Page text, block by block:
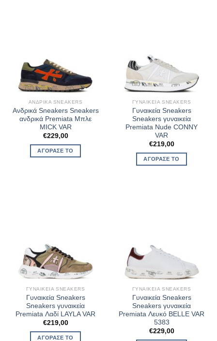
ΑΝΔΡΙΚΆ SNEAKERS
Ανδρικά Sneakers Sneakers
ανδρικά Premiata Μπλε
MICK VAR
€229,00
ΑΓΌΡΑΣΈ ΤΟ
ΓΥΝΑΙΚΕΊΑ SNEAKERS
Γυναικεία Sneakers
Sneakers γυναικεία
Premiata Nude CONNY
VAR
€219,00
ΑΓΌΡΑΣΈ ΤΟ
ΓΥΝΑΙΚΕΊΑ SNEAKERS
Γυναικεία Sneakers
Sneakers γυναικεία
Premiata Λαδί LAYLA VAR
€219,00
ΑΓΌΡΑΣΈ ΤΟ
ΓΥΝΑΙΚΕΊΑ SNEAKERS
Γυναικεία Sneakers
Sneakers γυναικεία
Premiata Λευκό BELLE VAR
5383
€229,00